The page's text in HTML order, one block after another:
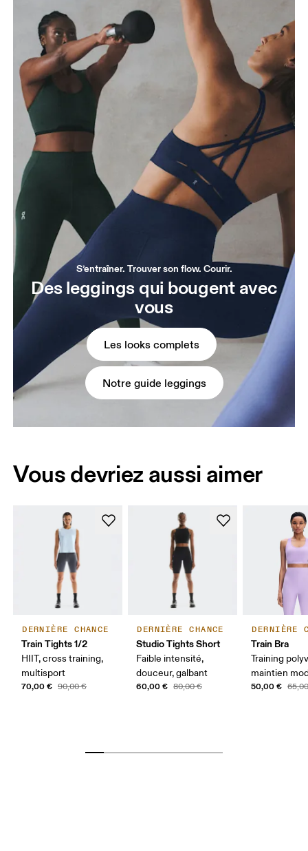
S’entraîner. Trouver son flow. Courir.
Des leggings qui bougent avec
vous
Les looks complets
Notre guide leggings
Vous devriez aussi aimer
DERNIÈRE CHANCE
Train Tights 1/2
HIIT, cross training,
multisport
70,00 € 90,00 €
DERNIÈRE CHANCE
Studio Tights Short
Faible intensité,
douceur, galbant
60,00 € 80,00 €
DERNIÈRE
Train Bra
Training
maintien
50,00 €